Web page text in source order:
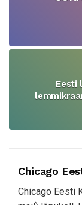
Eesti
Chicago
Chicago Eesti